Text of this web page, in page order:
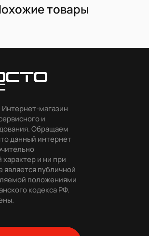
товары
магазин
и
Обращаем
данный интернет
и ни при
является публичной
положениями
кодекса РФ.